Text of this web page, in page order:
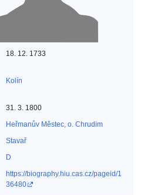
18. 12. 1733
Kolín
31. 3. 1800
Heřmanův Městec, o. Chrudim
Stavař‎
D
https://biography.hiu.cas.cz/pageid/1
36480